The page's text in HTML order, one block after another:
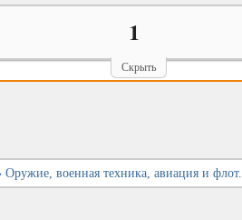
Оружие, военная техника, авиация и флот.
Скрыть
1